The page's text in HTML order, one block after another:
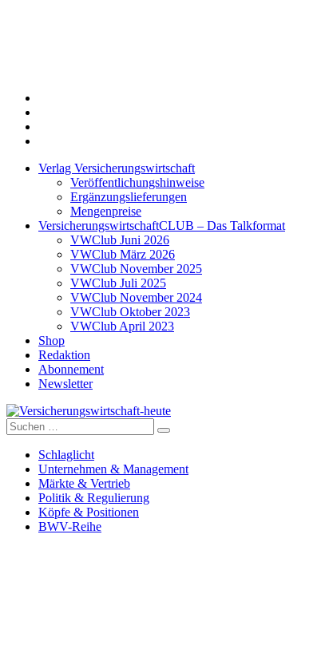
Verlag Versicherungswirtschaft
Veröffentlichungshinweise
Ergänzungslieferungen
Mengenpreise
VersicherungswirtschaftCLUB – Das Talkformat
VWClub Juni 2026
VWClub März 2026
VWClub November 2025
VWClub Juli 2025
VWClub November 2024
VWClub Oktober 2023
VWClub April 2023
Shop
Redaktion
Abonnement
Newsletter
Versicherungswirtschaft-heute
Suche
nach:
Schlaglicht
Unternehmen & Management
Märkte & Vertrieb
Politik & Regulierung
Köpfe & Positionen
BWV-Reihe